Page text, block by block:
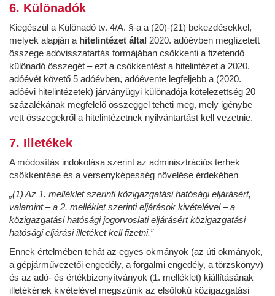
6. Különadók
Kiegészül a Különadó tv. 4/A. §-a a (20)-(21) bekezdésekkel,
melyek alapján a hitelintézet által 2020. adóévben megfizetett
összege adóvisszatartás formájában csökkenti a fizetendő
különadó összegét – ezt a csökkentést a hitelintézet a 2020.
adóévét követő 5 adóévben, adóévente legfeljebb a (2020.
adóévi hitelintézetek) járványügyi különadója kötelezettség 20
százalékának megfelelő összeggel teheti meg, mely igénybe
vett összegekről a hitelintézetnek nyilvántartást kell vezetnie.
7. Illetékek
A módosítás indokolása szerint az adminisztrációs terhek
csökkentése és a versenyképesség növelése érdekében
„(1) Az 1. melléklet szerinti közigazgatási hatósági eljárásért,
valamint – a 2. melléklet szerinti eljárások kivételével – a
közigazgatási hatósági jogorvoslati eljárásért közigazgatási
hatósági eljárási illetéket kell fizetni.”
Ennek értelmében tehát az egyes okmányok (az úti okmányok,
a gépjárművezetői engedély, a forgalmi engedély, a törzskönyv)
és az adó- és értékbizonyítványok (1. melléklet) kiállításának
illetékének kivételével megszűnik az elsőfokú közigazgatási